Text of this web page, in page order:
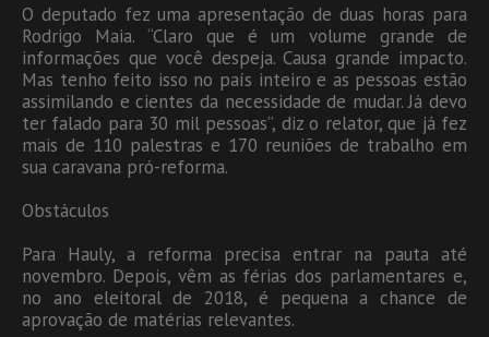
O deputado fez uma apresentação de duas horas para
Rodrigo Maia. “Claro que é um volume grande de
informações que você despeja. Causa grande impacto.
Mas tenho feito isso no país inteiro e as pessoas estão
assimilando e cientes da necessidade de mudar. Já devo
ter falado para 30 mil pessoas”, diz o relator, que já fez
mais de 110 palestras e 170 reuniões de trabalho em
sua caravana pró-reforma.
Obstáculos
Para Hauly, a reforma precisa entrar na pauta até
novembro. Depois, vêm as férias dos parlamentares e,
no ano eleitoral de 2018, é pequena a chance de
aprovação de matérias relevantes.